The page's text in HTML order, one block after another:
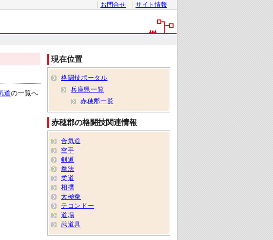
お問合せ サイト情報
道の一覧へ
現在位置
格闘技ポータル
兵庫県一覧
赤穂郡一覧
赤穂郡の格闘技関連情報
合気道
空手
剣道
拳法
柔道
相撲
太極拳
テコンドー
道場
武道具